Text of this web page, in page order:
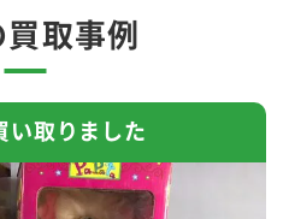
取事例
い取りました